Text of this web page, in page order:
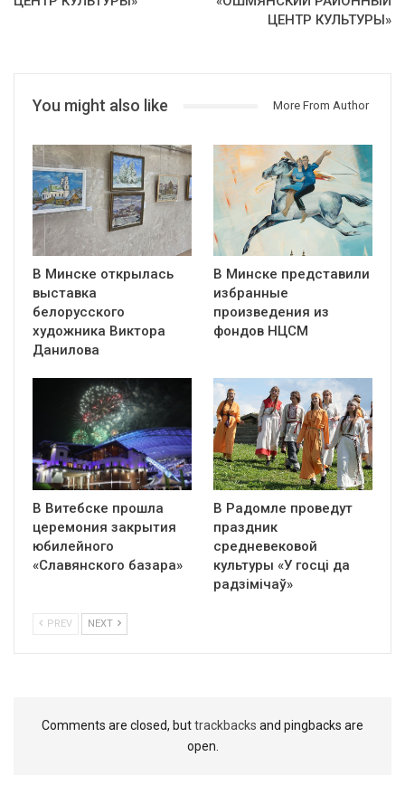
ЦЕНТР КУЛЬТУРЫ»
You might also like More From Author
В Минске открылась
выставка
белорусского
художника Виктора
Данилова
В Минске представили
избранные
произведения из
фондов НЦСМ
В Витебске прошла
церемония закрытия
юбилейного
«Славянского базара»
В Радомле проведут
праздник
средневековой
культуры «У госці да
радзімічаў»
PREV NEXT
Comments are closed, buttrackbacks and pingbacks are
open.